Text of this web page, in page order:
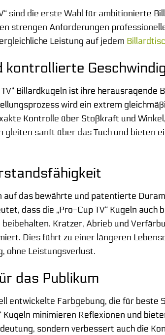
sind die erste Wahl für ambitionierte
strengen Anforderungen
Leistung auf jedem
kontrollierte
Billardkugeln ist ihre herausragende
wird ein extrem
Kontrolle über Stoßkraft und
gleiten sanft über das Tuch und bieten
auf das bewährte und patentierte
dass die „Pro-Cup TV“ Kugeln auch
Kratzer, Abrieb und
Dies führt zu einer längeren
ohne Leistungsverlust.
das Publikum
entwickelte Farbgebung, die für
Kugeln minimieren Reflexionen und
sondern verbessert auch die